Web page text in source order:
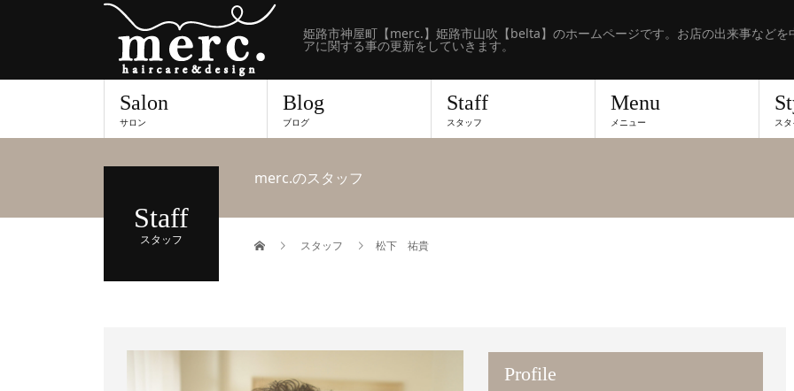
姫路市神屋町【merc.】姫路市山吹【belta】のホームページです。お店の出来事などを
アに関する事の更新をしていきます。
Salon
サロン
Blog
ブログ
Staff
スタッフ
Menu
メニュー ス
Staff
スタッフ
merc.のスタッフ
スタッフ 松下 祐貴
Profile